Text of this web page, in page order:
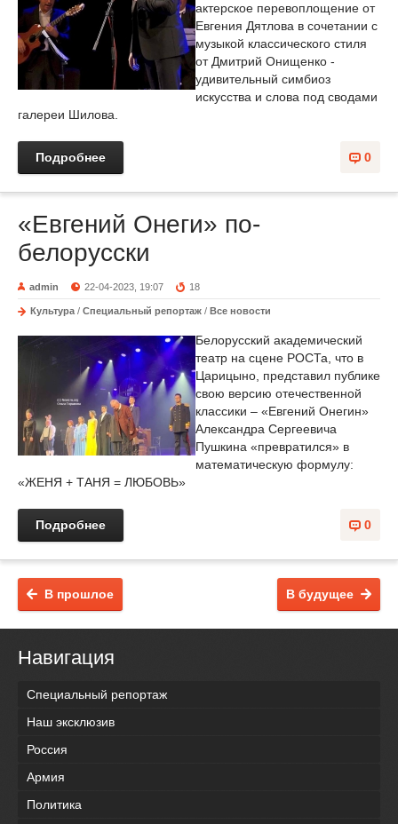
актерское перевоплощение от
Евгения Дятлова в сочетании с
музыкой классического стиля
от Дмитрий Онищенко -
удивительный симбиоз
искусства и слова под сводами
галереи Шилова.
0
Подробнее
«Евгений Онеги» по-
белорусски
admin 22-04-2023, 19:07 18
Культура / Специальный репортаж / Все новости
Белорусский академический
театр на сцене РОСТа, что в
Царицыно, представил публике
свою версию отечественной
классики – «Евгений Онегин»
Александра Сергеевича
Пушкина «превратился» в
математическую формулу:
«ЖЕНЯ + ТАНЯ = ЛЮБОВЬ»
0
Подробнее
В будущее
В прошлое
Навигация
Специальный репортаж
Наш эксклюзив
Россия
Армия
Политика